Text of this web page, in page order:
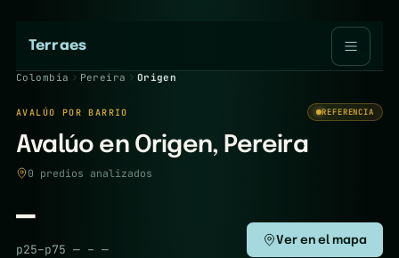
Terraes
Colombia Pereira Origen
AVALÚO POR BARRIO REFERENCIA
Avalúo en Origen, Pereira
0 predios analizados
—
p25–p75 — – —
Ver en el mapa